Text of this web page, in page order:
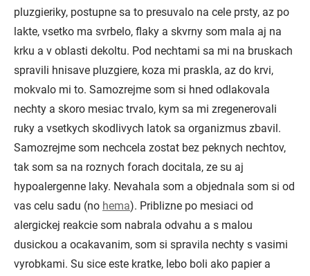
pluzgieriky, postupne sa to presuvalo na cele prsty, az po
lakte, vsetko ma svrbelo, flaky a skvrny som mala aj na
krku a v oblasti dekoltu. Pod nechtami sa mi na bruskach
spravili hnisave pluzgiere, koza mi praskla, az do krvi,
mokvalo mi to. Samozrejme som si hned odlakovala
nechty a skoro mesiac trvalo, kym sa mi zregenerovali
ruky a vsetkych skodlivych latok sa organizmus zbavil.
Samozrejme som nechcela zostat bez peknych nechtov,
tak som sa na roznych forach docitala, ze su aj
hypoalergenne laky. Nevahala som a objednala som si od
vas celu sadu (no hema). Priblizne po mesiaci od
alergickej reakcie som nabrala odvahu a s malou
dusickou a ocakavanim, som si spravila nechty s vasimi
vyrobkami. Su sice este kratke, lebo boli ako papier a